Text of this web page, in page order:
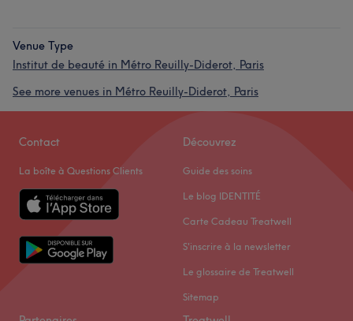
Venue Type
Institut de beauté in Métro Reuilly-Diderot, Paris
See more venues in Métro Reuilly-Diderot, Paris
Contact
La boîte à Questions Clients
Découvrez
Guide des soins
Le blog IDENTITÉ
Carte Cadeau Treatwell
S'inscrire à la newsletter
Le glossaire de Treatwell
Sitemap